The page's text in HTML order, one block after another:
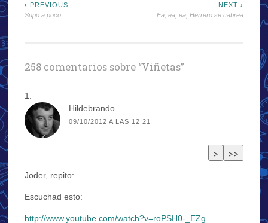
Navegación
‹ PREVIOUS
Supo a poco
NEXT ›
Ea, ea, ea, Herrero se cabrea
258 comentarios sobre “Viñetas”
Hildebrando
09/10/2012 A LAS 12:21
Joder, repito:
Escuchad esto:
http://www.youtube.com/watch?v=roPSH0-_EZg